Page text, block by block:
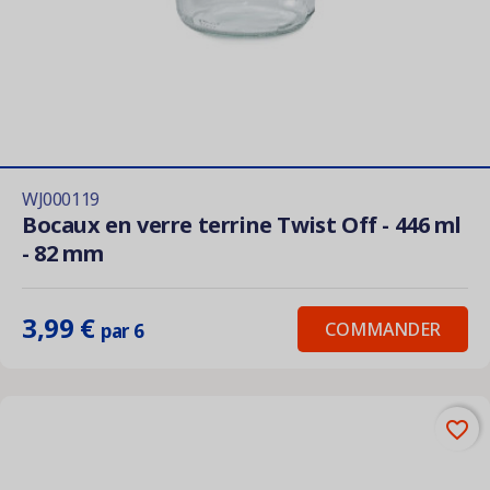
WJ000119
Bocaux en verre terrine Twist Off - 446 ml
- 82 mm
3,99 € par 6 COMMANDER
favorite_border